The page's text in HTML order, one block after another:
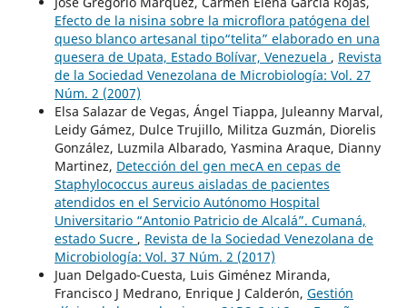
Efecto de la nisina sobre la microflora patógena del
queso blanco artesanal tipo“telita” elaborado en una
quesera de Upata, Estado Bolívar, Venezuela , Revista
de la Sociedad Venezolana de Microbiología: Vol. 27
Núm. 2 (2007)
Elsa Salazar de Vegas, Ángel Tiappa, Juleanny Marval,
Leidy Gámez, Dulce Trujillo, Militza Guzmán, Diorelis
González, Luzmila Albarado, Yasmina Araque, Dianny
Martinez, Detección del gen mecA en cepas de
Staphylococcus aureus aisladas de pacientes
atendidos en el Servicio Autónomo Hospital
Universitario “Antonio Patricio de Alcalá”. Cumaná,
estado Sucre , Revista de la Sociedad Venezolana de
Microbiología: Vol. 37 Núm. 2 (2017)
Juan Delgado-Cuesta, Luis Giménez Miranda,
Francisco J Medrano, Enrique J Calderón, Gestión